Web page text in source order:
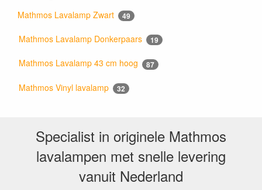
Mathmos Lavalamp Zwart 49
Mathmos Lavalamp Donkerpaars 19
Mathmos Lavalamp 43 cm hoog 87
Mathmos Vinyl lavalamp 32
Specialist in originele Mathmos
lavalampen met snelle levering
vanuit Nederland